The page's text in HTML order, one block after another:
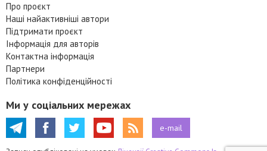
Про проєкт
Наші найактивніші автори
Підтримати проєкт
Інформація для авторів
Контактна інформація
Партнери
Політика конфіденційності
Ми у соціальних мережах
e-mail